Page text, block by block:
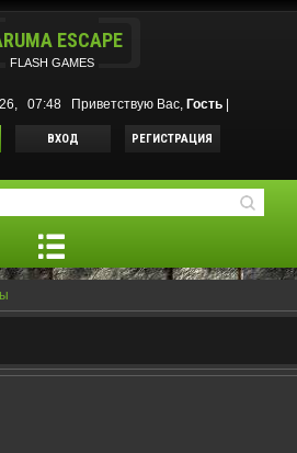
ESCAPE
FLASH GAMES
07:48 Приветствую Вас, Гость|
ВХОД РЕГИСТРАЦИЯ